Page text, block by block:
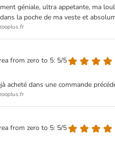
géniale, ultra appetante, ma
la poche de ma veste et
from zero to 5: 5/5
acheté dans une commande
from zero to 5: 5/5